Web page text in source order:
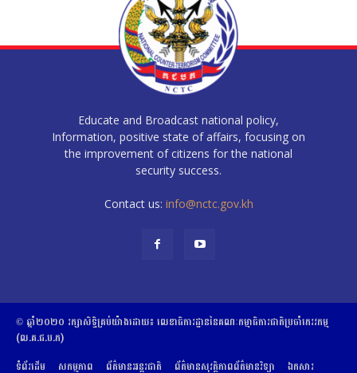
Educate and Broadcast national policy,
Information, positive state of affairs, focusing on
the improvement of citizens for the national
security success.
Contact us: info@nctc.gov.kh
© ឆ្នាំ២០២០​ ​រក្សាសិទ្ធិ​គ្រប់យ៉ាង​ដោយ​៖​ ​លេខាធិការដ្ឋាននៃគណៈកម្មាធិការជាតិប្រចាំភេរវកម្ម
(ល.គ.ជ.ប.ភ)
ទំព័រដើម
សកម្មភាព ព័ត៌មានអន្តរជាតិ ព័ត៌មានសុវត្ថិភាពព័ត៌មានវិទ្យា ឯកសារ